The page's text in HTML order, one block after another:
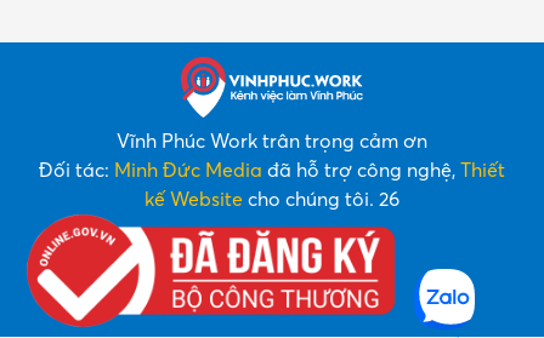
Vĩnh Phúc Work trân trọng cảm ơn
Đối tác: Minh Đức Media đã hỗ trợ công nghệ, Thiết
kế Website cho chúng tôi. 26